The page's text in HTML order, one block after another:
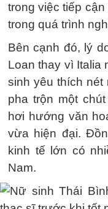
trong việc tiếp
trong quá trình
Bên cạnh đó, lý
Loan thay vì Italia
sinh yêu thích
pha trộn một
hơi hướng văn
vừa hiện đại.
kinh tế lớn có
Nam.